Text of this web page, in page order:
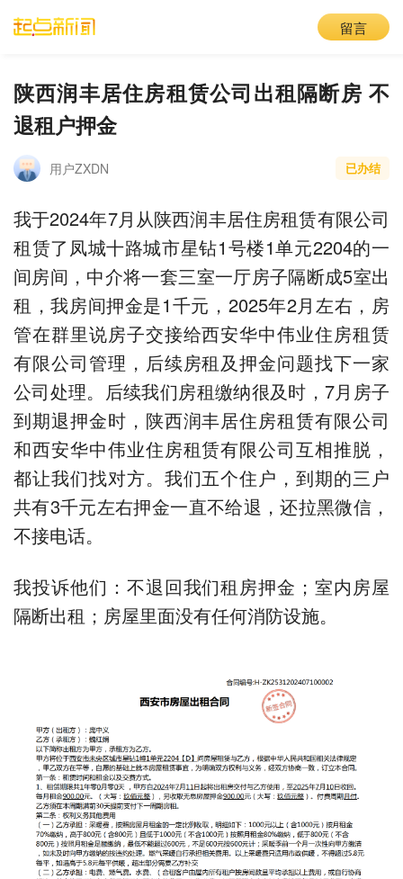
留言
陕西润丰居住房租赁公司出租隔断房 不
退租户押金
用户ZXDN 已办结
我于2024年7月从陕西润丰居住房租赁有限公司
租赁了凤城十路城市星钻1号楼1单元2204的一
间房间，中介将一套三室一厅房子隔断成5室出
租，我房间押金是1千元，2025年2月左右，房
管在群里说房子交接给西安华中伟业住房租赁
有限公司管理，后续房租及押金问题找下一家
公司处理。后续我们房租缴纳很及时，7月房子
到期退押金时，陕西润丰居住房租赁有限公司
和西安华中伟业住房租赁有限公司互相推脱，
都让我们找对方。我们五个住户，到期的三户
共有3千元左右押金一直不给退，还拉黑微信，
不接电话。
我投诉他们：不退回我们租房押金；室内房屋
隔断出租；房屋里面没有任何消防设施。